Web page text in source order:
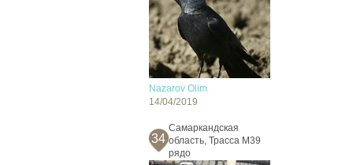
Nazarov Olim
14/04/2019
34
Cамаркандская
область, Трасса М39
рядо